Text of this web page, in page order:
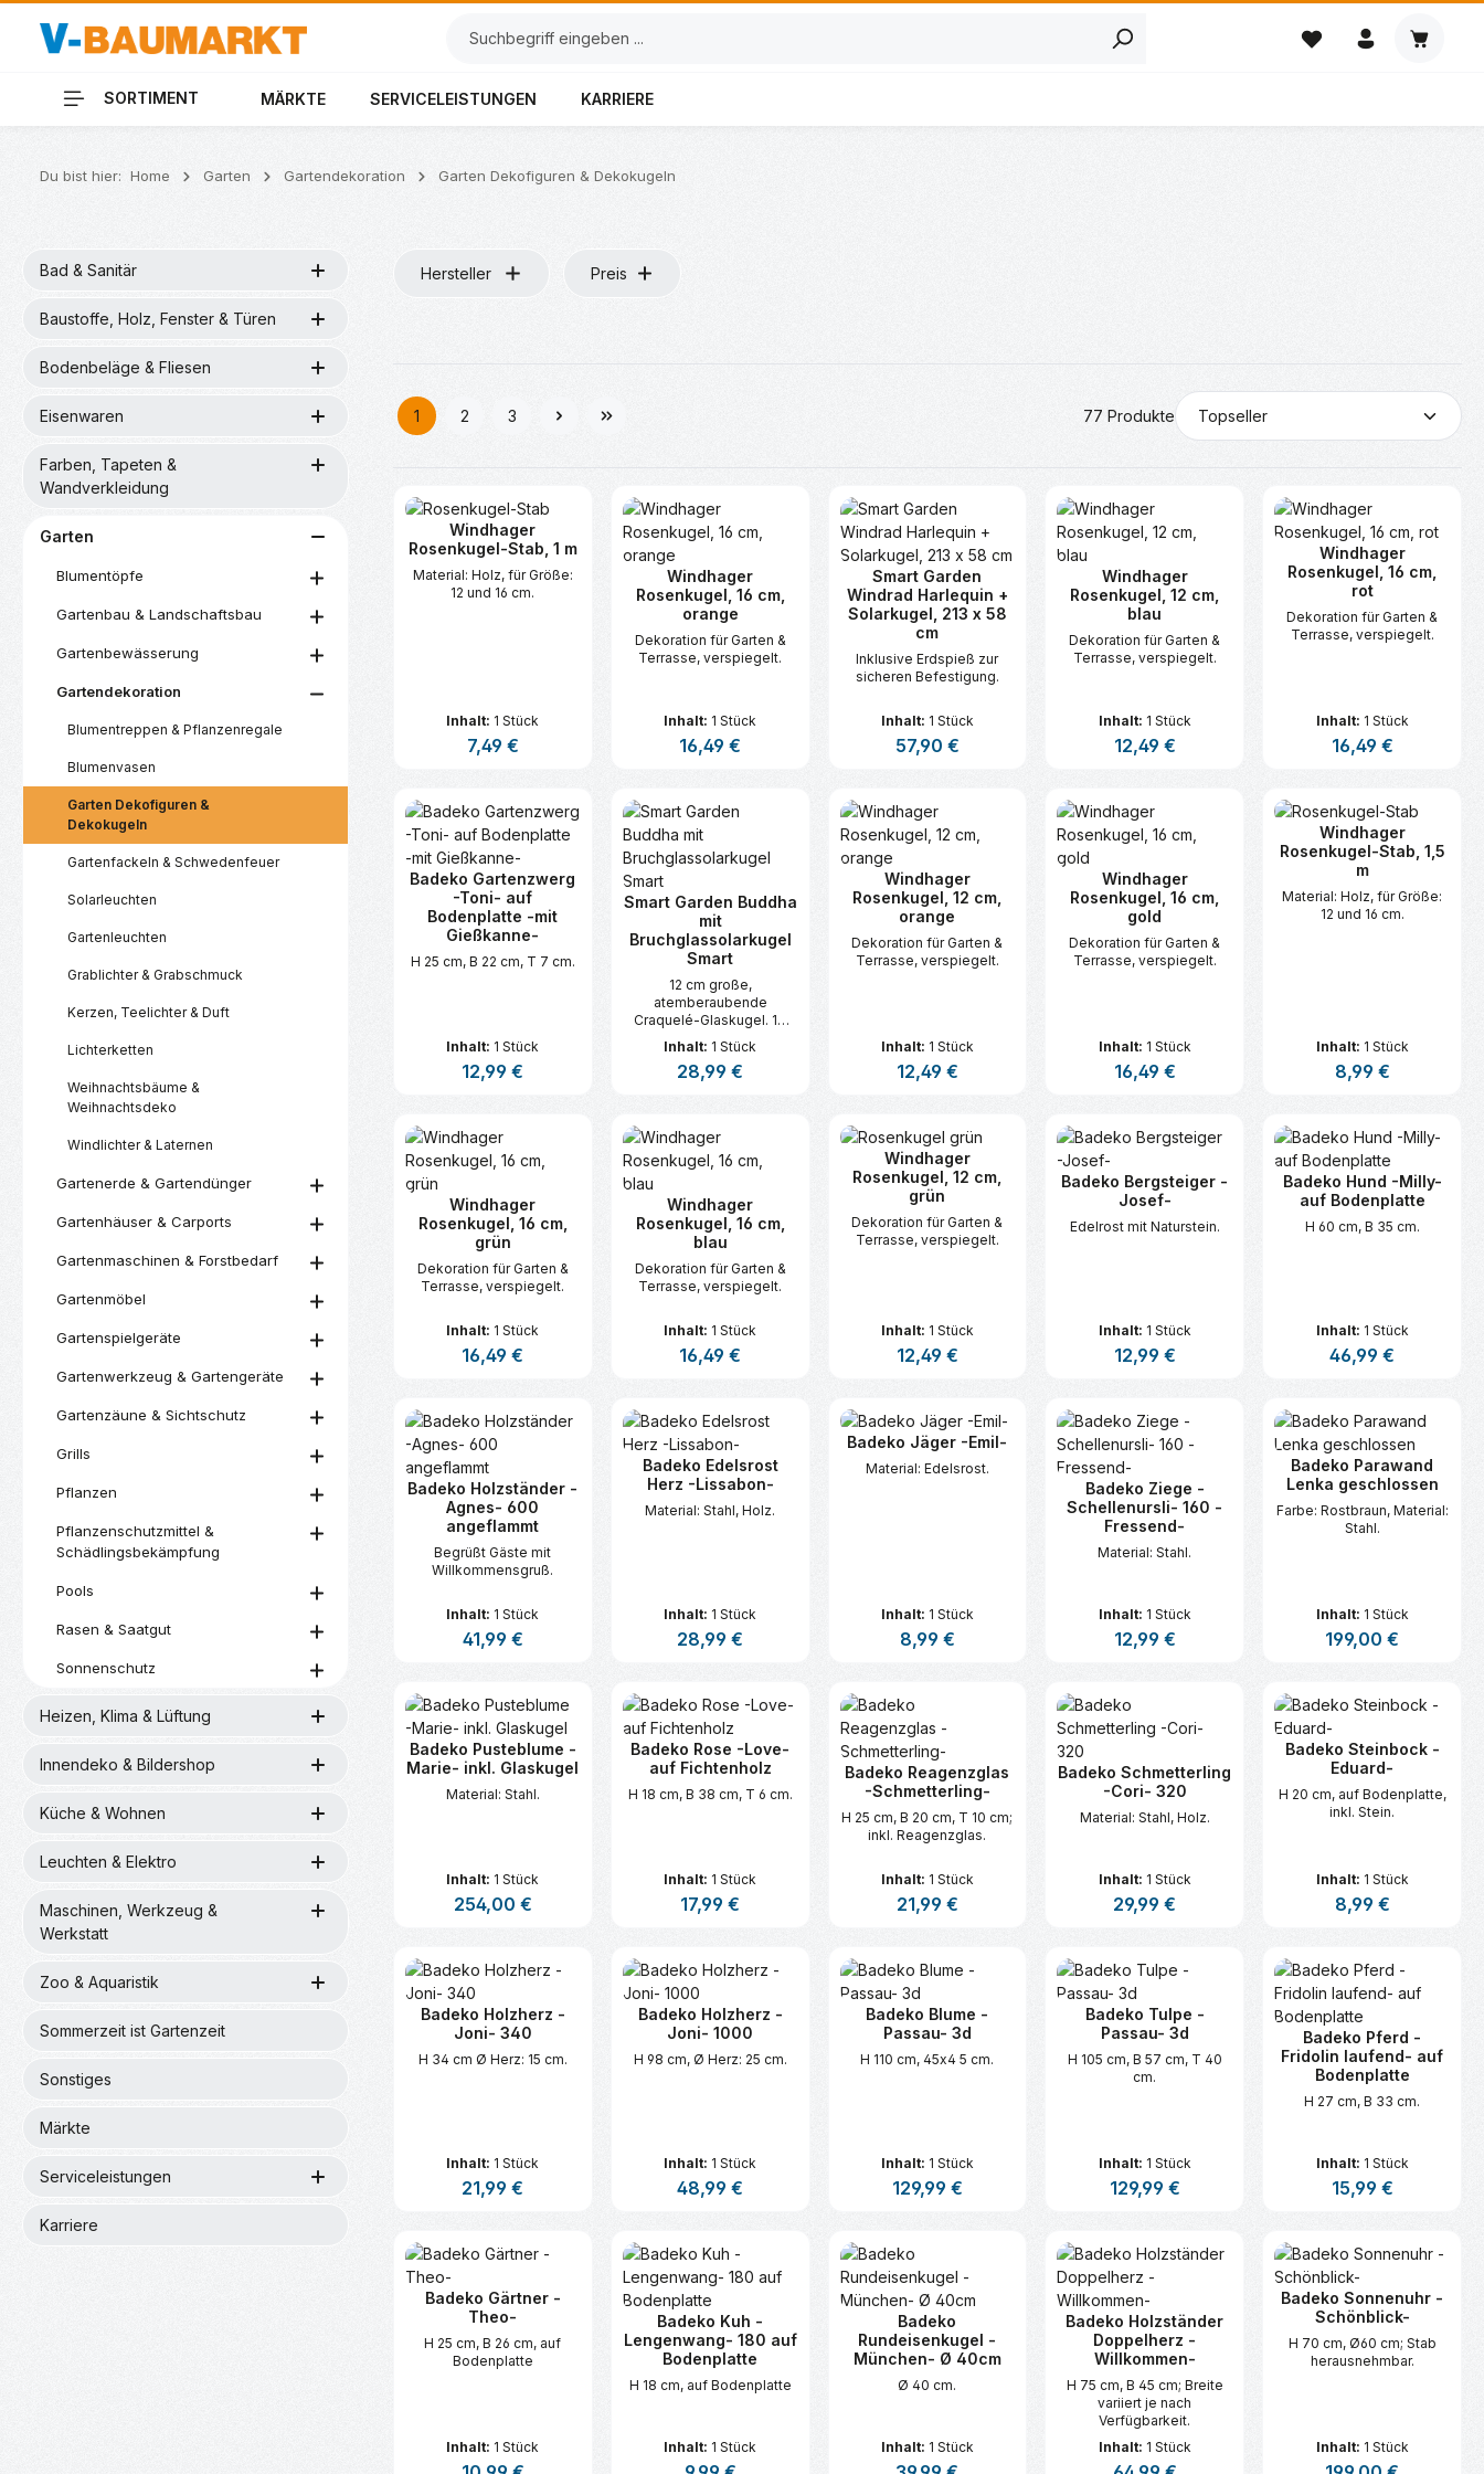
Hauptinhalt springen
Zur Suche springen
Zur Hauptnavigation springen
SORTIMENT MÄRKTE SERVICELEISTUNGEN KARRIERE
Du bist hier: Home Garten Gartendekoration Garten Dekofiguren & Dekokugeln
Bad & Sanitär
Baustoffe, Holz, Fenster & Türen
Bodenbeläge & Fliesen
Eisenwaren
Farben, Tapeten &
Wandverkleidung
Garten
Blumentöpfe
Gartenbau & Landschaftsbau
Gartenbewässerung
Gartendekoration
Blumentreppen & Pflanzenregale
Blumenvasen
Garten Dekofiguren &
Dekokugeln
Gartenfackeln & Schwedenfeuer
Solarleuchten
Gartenleuchten
Grablichter & Grabschmuck
Kerzen, Teelichter & Duft
Lichterketten
Weihnachtsbäume &
Weihnachtsdeko
Windlichter & Laternen
Gartenerde & Gartendünger
Gartenhäuser & Carports
Gartenmaschinen & Forstbedarf
Gartenmöbel
Gartenspielgeräte
Gartenwerkzeug & Gartengeräte
Gartenzäune & Sichtschutz
Grills
Pflanzen
Pflanzenschutzmittel &
Schädlingsbekämpfung
Pools
Rasen & Saatgut
Sonnenschutz
Heizen, Klima & Lüftung
Innendeko & Bildershop
Küche & Wohnen
Leuchten & Elektro
Maschinen, Werkzeug &
Werkstatt
Zoo & Aquaristik
Sommerzeit ist Gartenzeit
Sonstiges
Märkte
Serviceleistungen
Karriere
Hersteller Preis
Seite
1
Seite
2
Seite
3 77 Produkte
Windhager
Rosenkugel-Stab, 1 m
Material: Holz, für Größe:
12 und 16 cm.
Inhalt: 1 Stück
Regulärer Preis:
7,49 €
Produkt Anzahl: Gib den gewünschten Wert ein oder benutze die Schaltflächen um
Windhager
Rosenkugel, 16 cm,
orange
Dekoration für Garten &
Terrasse, verspiegelt.
Inhalt: 1 Stück
Regulärer Preis:
16,49 €
Produkt Anzahl: Gib den gewünschten Wert ein oder benutze die
Smart Garden
Windrad Harlequin +
Solarkugel, 213 x 58
cm
Inklusive Erdspieß zur
sicheren Befestigung.
Inhalt: 1 Stück
Regulärer Preis:
57,90 €
Produkt Anzahl: Gib den gewünschten Wert ein
Windhager
Rosenkugel, 12 cm,
blau
Dekoration für Garten &
Terrasse, verspiegelt.
Inhalt: 1 Stück
Regulärer Preis:
12,49 €
Produkt Anzahl: Gib den
Windhager
Rosenkugel, 16 cm,
rot
Dekoration für Garten &
Terrasse, verspiegelt.
Inhalt: 1 Stück
Regulärer Preis:
16,49 €
Produkt
Badeko Gartenzwerg
-Toni- auf
Bodenplatte -mit
Gießkanne-
H 25 cm, B 22 cm, T 7 cm.
Inhalt: 1 Stück
Regulärer Preis:
12,99 €
Produkt Anzahl: Gib den gewünschten Wert ein oder benutze die Schaltflächen um
Smart Garden Buddha
mit
Bruchglassolarkugel
Smart
12 cm große,
atemberaubende
Craquelé-Glaskugel. 10
warmweiße LEDs.
Inhalt: 1 Stück
Regulärer Preis:
28,99 €
Produkt Anzahl: Gib den gewünschten Wert ein oder benutze die
Windhager
Rosenkugel, 12 cm,
orange
Dekoration für Garten &
Terrasse, verspiegelt.
Inhalt: 1 Stück
Regulärer Preis:
12,49 €
Produkt Anzahl: Gib den gewünschten Wert ein
Windhager
Rosenkugel, 16 cm,
gold
Dekoration für Garten &
Terrasse, verspiegelt.
Inhalt: 1 Stück
Regulärer Preis:
16,49 €
Produkt Anzahl: Gib den
Windhager
Rosenkugel-Stab, 1,5
m
Material: Holz, für Größe:
12 und 16 cm.
Inhalt: 1 Stück
Regulärer Preis:
8,99 €
Produkt
Windhager
Rosenkugel, 16 cm,
grün
Dekoration für Garten &
Terrasse, verspiegelt.
Inhalt: 1 Stück
Regulärer Preis:
16,49 €
Produkt Anzahl: Gib den gewünschten Wert ein oder benutze die Schaltflächen um
Windhager
Rosenkugel, 16 cm,
blau
Dekoration für Garten &
Terrasse, verspiegelt.
Inhalt: 1 Stück
Regulärer Preis:
16,49 €
Produkt Anzahl: Gib den gewünschten Wert ein oder benutze die
Windhager
Rosenkugel, 12 cm,
grün
Dekoration für Garten &
Terrasse, verspiegelt.
Inhalt: 1 Stück
Regulärer Preis:
12,49 €
Produkt Anzahl: Gib den gewünschten Wert ein
Badeko Bergsteiger -
Josef-
Edelrost mit Naturstein.
Inhalt: 1 Stück
Regulärer Preis:
12,99 €
Produkt Anzahl: Gib den
Badeko Hund -Milly-
auf Bodenplatte
H 60 cm, B 35 cm.
Inhalt: 1 Stück
Regulärer Preis:
46,99 €
Produkt
Badeko Holzständer -
Agnes- 600
angeflammt
Begrüßt Gäste mit
Willkommensgruß.
Inhalt: 1 Stück
Regulärer Preis:
41,99 €
Produkt Anzahl: Gib den gewünschten Wert ein oder benutze die Schaltflächen um
Badeko Edelsrost
Herz -Lissabon-
Material: Stahl, Holz.
Inhalt: 1 Stück
Regulärer Preis:
28,99 €
Produkt Anzahl: Gib den gewünschten Wert ein oder benutze die
Badeko Jäger -Emil-
Material: Edelsrost.
Inhalt: 1 Stück
Regulärer Preis:
8,99 €
Produkt Anzahl: Gib den gewünschten Wert ein
Badeko Ziege -
Schellenursli- 160 -
Fressend-
Material: Stahl.
Inhalt: 1 Stück
Regulärer Preis:
12,99 €
Produkt Anzahl: Gib den
Badeko Parawand
Lenka geschlossen
Farbe: Rostbraun, Material:
Stahl.
Inhalt: 1 Stück
Regulärer Preis:
199,00 €
Produkt
Badeko Pusteblume -
Marie- inkl. Glaskugel
Material: Stahl.
Inhalt: 1 Stück
Regulärer Preis:
254,00 €
Produkt Anzahl: Gib den gewünschten Wert ein oder benutze die Schaltflächen um
Badeko Rose -Love-
auf Fichtenholz
H 18 cm, B 38 cm, T 6 cm.
Inhalt: 1 Stück
Regulärer Preis:
17,99 €
Produkt Anzahl: Gib den gewünschten Wert ein oder benutze die
Badeko Reagenzglas
-Schmetterling-
H 25 cm, B 20 cm, T 10 cm;
inkl. Reagenzglas.
Inhalt: 1 Stück
Regulärer Preis:
21,99 €
Produkt Anzahl: Gib den gewünschten Wert ein
Badeko Schmetterling
-Cori- 320
Material: Stahl, Holz.
Inhalt: 1 Stück
Regulärer Preis:
29,99 €
Produkt Anzahl: Gib den
Badeko Steinbock -
Eduard-
H 20 cm, auf Bodenplatte,
inkl. Stein.
Inhalt: 1 Stück
Regulärer Preis:
8,99 €
Produkt
Badeko Holzherz -
Joni- 340
H 34 cm Ø Herz: 15 cm.
Inhalt: 1 Stück
Regulärer Preis:
21,99 €
Produkt Anzahl: Gib den gewünschten Wert ein oder benutze die Schaltflächen um
Badeko Holzherz -
Joni- 1000
H 98 cm, Ø Herz: 25 cm.
Inhalt: 1 Stück
Regulärer Preis:
48,99 €
Produkt Anzahl: Gib den gewünschten Wert ein oder benutze die
Badeko Blume -
Passau- 3d
H 110 cm, 45x4 5 cm.
Inhalt: 1 Stück
Regulärer Preis:
129,99 €
Produkt Anzahl: Gib den gewünschten Wert ein
Badeko Tulpe -
Passau- 3d
H 105 cm, B 57 cm, T 40
cm.
Inhalt: 1 Stück
Regulärer Preis:
129,99 €
Produkt Anzahl: Gib den
Badeko Pferd -
Fridolin laufend- auf
Bodenplatte
H 27 cm, B 33 cm.
Inhalt: 1 Stück
Regulärer Preis:
15,99 €
Produkt
Badeko Gärtner -
Theo-
H 25 cm, B 26 cm, auf
Bodenplatte
Inhalt: 1 Stück
Regulärer Preis:
Badeko Kuh -
Lengenwang- 180 auf
Bodenplatte
H 18 cm, auf Bodenplatte
Inhalt: 1 Stück
Regulärer Preis:
Badeko
Rundeisenkugel -
München- Ø 40cm
Ø 40 cm.
Inhalt: 1 Stück
Regulärer Preis:
Badeko Holzständer
Doppelherz -
Willkommen-
H 75 cm, B 45 cm; Breite
variiert je nach
Verfügbarkeit.
Inhalt: 1 Stück
Regulärer Preis:
Badeko Sonnenuhr -
Schönblick-
H 70 cm, Ø60 cm; Stab
herausnehmbar.
Inhalt: 1 Stück
Regulärer Preis: